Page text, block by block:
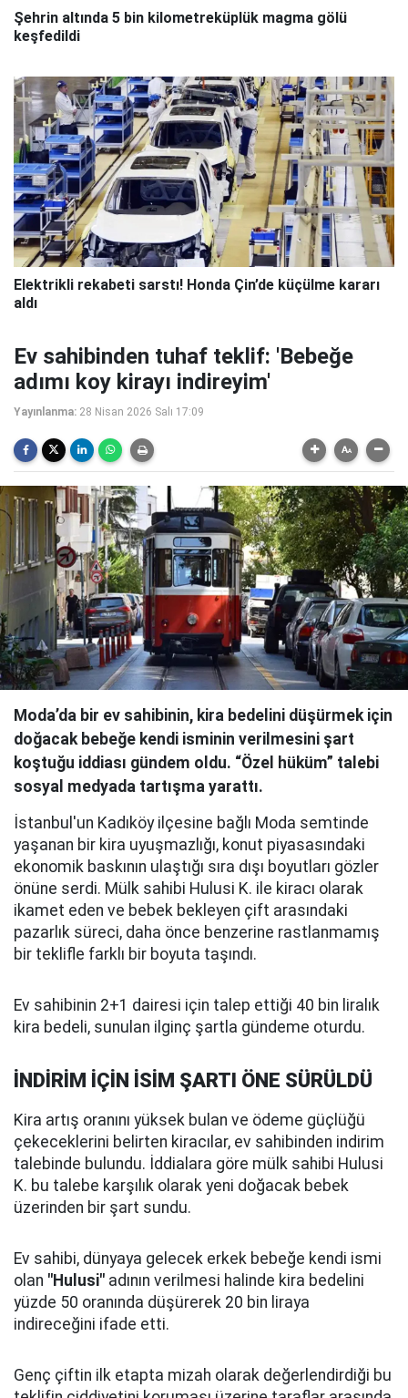
Şehrin altında 5 bin kilometreküplük magma gölü
keşfedildi
Elektrikli rekabeti sarstı! Honda Çin’de küçülme kararı
aldı
Ev sahibinden tuhaf teklif: 'Bebeğe
adımı koy kirayı indireyim'
Yayınlanma: 28 Nisan 2026 Salı 17:09
Moda’da bir ev sahibinin, kira bedelini düşürmek için
doğacak bebeğe kendi isminin verilmesini şart
koştuğu iddiası gündem oldu. “Özel hüküm” talebi
sosyal medyada tartışma yarattı.
İstanbul'un Kadıköy ilçesine bağlı Moda semtinde
yaşanan bir kira uyuşmazlığı, konut piyasasındaki
ekonomik baskının ulaştığı sıra dışı boyutları gözler
önüne serdi. Mülk sahibi Hulusi K. ile kiracı olarak
ikamet eden ve bebek bekleyen çift arasındaki
pazarlık süreci, daha önce benzerine rastlanmamış
bir teklifle farklı bir boyuta taşındı.
Ev sahibinin 2+1 dairesi için talep ettiği 40 bin liralık
kira bedeli, sunulan ilginç şartla gündeme oturdu.
İNDİRİM İÇİN İSİM ŞARTI ÖNE SÜRÜLDÜ
Kira artış oranını yüksek bulan ve ödeme güçlüğü
çekeceklerini belirten kiracılar, ev sahibinden indirim
talebinde bulundu. İddialara göre mülk sahibi Hulusi
K. bu talebe karşılık olarak yeni doğacak bebek
üzerinden bir şart sundu.
Ev sahibi, dünyaya gelecek erkek bebeğe kendi ismi
olan "Hulusi" adının verilmesi halinde kira bedelini
yüzde 50 oranında düşürerek 20 bin liraya
indireceğini ifade etti.
Genç çiftin ilk etapta mizah olarak değerlendirdiği bu